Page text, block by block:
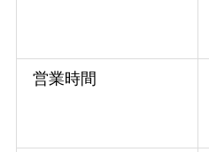
営業時間